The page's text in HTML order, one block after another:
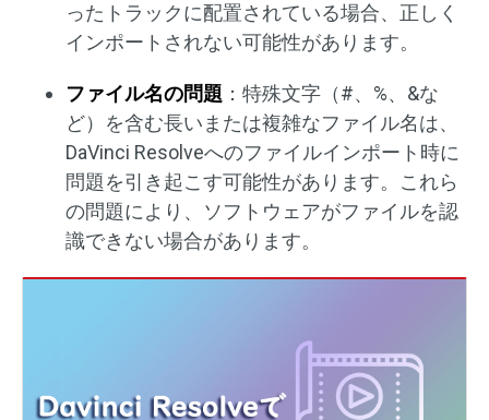
ったトラックに配置されている場合、正しく
インポートされない可能性があります。
ファイル名の問題 ：特殊文字（#、%、&な
ど）を含む長いまたは複雑なファイル名は、
DaVinci Resolveへのファイルインポート時に
問題を引き起こす可能性があります。これら
の問題により、ソフトウェアがファイルを認
識できない場合があります。